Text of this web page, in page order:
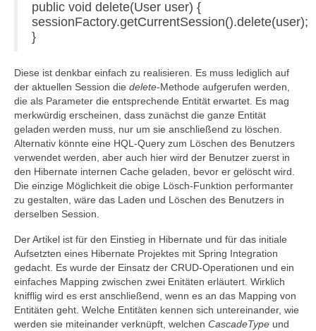
public void delete(User user) {
sessionFactory.getCurrentSession().delete(user);
}
Diese ist denkbar einfach zu realisieren. Es muss lediglich auf
der aktuellen Session die delete-Methode aufgerufen werden,
die als Parameter die entsprechende Entität erwartet. Es mag
merkwürdig erscheinen, dass zunächst die ganze Entität
geladen werden muss, nur um sie anschließend zu löschen.
Alternativ könnte eine HQL-Query zum Löschen des Benutzers
verwendet werden, aber auch hier wird der Benutzer zuerst in
den Hibernate internen Cache geladen, bevor er gelöscht wird.
Die einzige Möglichkeit die obige Lösch-Funktion performanter
zu gestalten, wäre das Laden und Löschen des Benutzers in
derselben Session.
Der Artikel ist für den Einstieg in Hibernate und für das initiale
Aufsetzten eines Hibernate Projektes mit Spring Integration
gedacht. Es wurde der Einsatz der CRUD-Operationen und ein
einfaches Mapping zwischen zwei Enitäten erläutert. Wirklich
knifflig wird es erst anschließend, wenn es an das Mapping von
Entitäten geht. Welche Entitäten kennen sich untereinander, wie
werden sie miteinander verknüpft, welchen CascadeType und